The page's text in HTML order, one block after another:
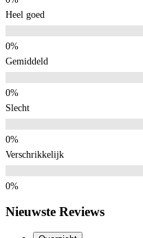
Heel goed
Gemiddeld
Slecht
Verschrikkelijk
Nieuwste Reviews